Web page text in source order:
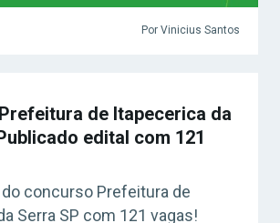
Por Vinicius Santos
de Itapecerica da
edital com 121
do concurso Prefeitura de
Serra SP com 121 vagas!